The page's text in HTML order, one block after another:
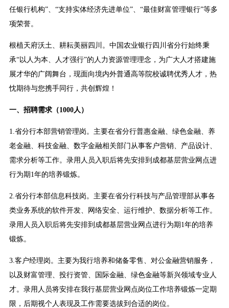
任银行机构”、“支持实体经济先进单位”、“最佳财富管理银行”等多
项荣誉。
根植天府沃土、耕耘美丽四川。中国农业银行四川省分行始终秉
承“以人为本、人才强行”的人力资源管理理念，为广大人才搭建施
展才华的广阔舞台，现面向境内外普通高等院校诚聘优秀人才，热
忱期待与您携手同行，共创辉煌！
一、招聘需求（1000人）
1.省分行本部营销管理岗。主要在省分行普惠金融、绿色金融、养
老金融、科技金融、数字金融相关部门从事客户营销、产品设计、
需求分析等工作。录用人员入职后将先安排到成都基层营业网点进
行为期1年的培养锻炼。
2.省分行本部信息科技岗。主要在省分行科技与产品管理部从事各
类业务系统的软件开发、网络安全、运行维护、数据分析等工作。
录用人员入职后将先安排到成都基层营业网点进行为期1年的培养
锻炼。
3.客户经理岗。主要为我行培养和储备零售、对公金融营销服务，
以及财富管理、投行资管、国际金融、绿色金融等新兴领域专业人
才。录用人员将安排在我行基层营业网点岗位工作培养锻炼一定期
限，后期视个人表现及工作需要选拔到合适的岗位。